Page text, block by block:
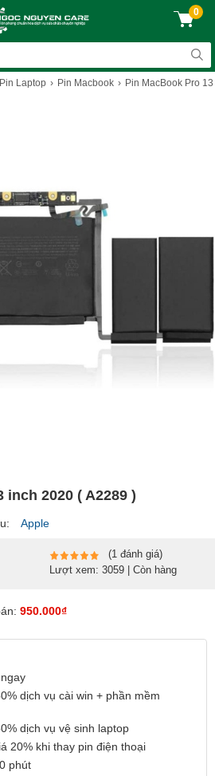
0
Pin Laptop Pin Macbook Pin MacBook Pro
inch 2020 ( A2289 )
Apple
(1 đánh giá)
Lượt xem: 3059 | Còn hàng
950.000₫
dịch vụ cài win + phần mềm
dịch vụ vệ sinh laptop
20% khi thay pin điện thoại
phút